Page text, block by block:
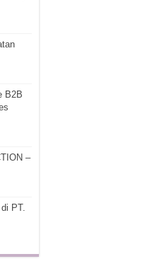
B2B
–
PT.